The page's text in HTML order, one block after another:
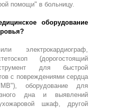
помощи" в больницу.
оборудование
(дорогостоящий
для быстрой
с повреждениями сердца
оборудование для
дна и выявлений
шкаф, другой